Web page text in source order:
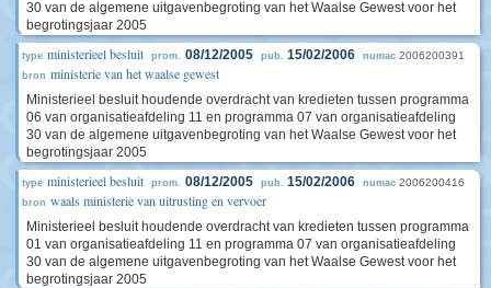
30 van de algemene uitgavenbegroting van het Waalse Gewest voor het
begrotingsjaar 2005
type ministerieel besluit prom. 08/12/2005 pub. 15/02/2006 numac 2006200391
bron ministerie van het waalse gewest
Ministerieel besluit houdende overdracht van kredieten tussen programma
06 van organisatieafdeling 11 en programma 07 van organisatieafdeling
30 van de algemene uitgavenbegroting van het Waalse Gewest voor het
begrotingsjaar 2005
type ministerieel besluit prom. 08/12/2005 pub. 15/02/2006 numac 2006200416
bron waals ministerie van uitrusting en vervoer
Ministerieel besluit houdende overdracht van kredieten tussen programma
01 van organisatieafdeling 11 en programma 07 van organisatieafdeling
30 van de algemene uitgavenbegroting van het Waalse Gewest voor het
begrotingsjaar 2005